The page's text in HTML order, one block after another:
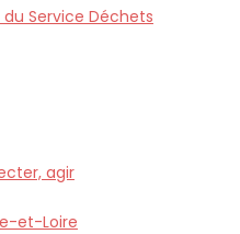
Service Déchets
agir
et-Loire